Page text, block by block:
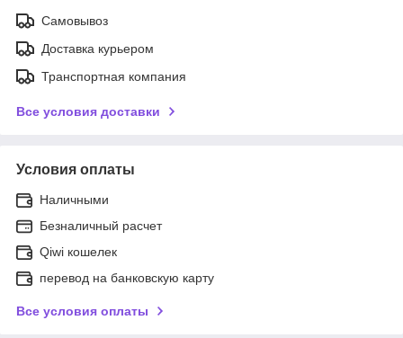
Самовывоз
Доставка курьером
Транспортная компания
Все условия доставки
Условия оплаты
Наличными
Безналичный расчет
Qiwi кошелек
перевод на банковскую карту
Все условия оплаты